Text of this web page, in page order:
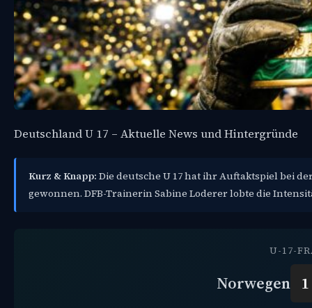
Deutschland U 17 – Aktuelle News und Hintergründe
Kurz & Knapp: Die deutsche U 17 hat ihr Auftaktspiel bei
gewonnen. DFB-Trainerin Sabine Loderer lobte die
U-17-
Norwegen